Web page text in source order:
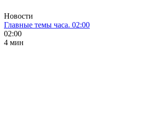
Новости
Главные темы часа. 02:00
02:00
4 мин